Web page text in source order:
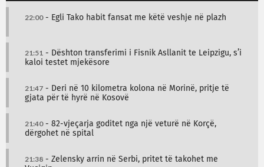
22:00- Egli Tako habit fansat me këtë veshje në plazh
21:51 - Dështon transferimi i Fisnik Asllanit te Leipzigu, s’i
kaloi testet mjekësore
21:47 - Deri në 10 kilometra kolona në Morinë, pritje të
gjata për të hyrë në Kosovë
21:40- 82-vjeçarja goditet nga një veturë në Korçë,
dërgohet në spital
21:38 - Zelensky arrin në Serbi, pritet të takohet me